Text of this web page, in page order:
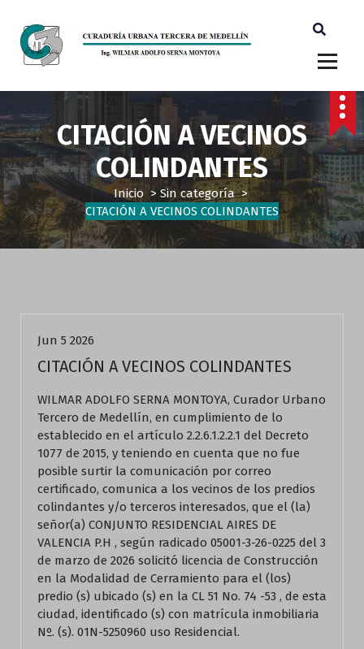
CITACIÓN A VECINOS
COLINDANTES
Inicio>Sin categoría>
CITACIÓN A VECINOS COLINDANTES
Jun 5 2026
CITACIÓN A VECINOS COLINDANTES
WILMAR ADOLFO SERNA MONTOYA, Curador Urbano
Tercero de Medellín, en cumplimiento de lo
establecido en el artículo 2.2.6.1.2.2.1 del Decreto
1077 de 2015, y teniendo en cuenta que no fue
posible surtir la comunicación por correo
certificado, comunica a los vecinos de los predios
colindantes y/o terceros interesados, que el (la)
señor(a) CONJUNTO RESIDENCIAL AIRES DE
VALENCIA P.H , según radicado 05001-3-26-0225 del 3
de marzo de 2026 solicitó licencia de Construcción
en la Modalidad de Cerramiento para el (los)
predio (s) ubicado (s) en la CL 51 No. 74 -53 , de esta
ciudad, identificado (s) con matrícula inmobiliaria
Nº. (s). 01N-5250960 uso Residencial.